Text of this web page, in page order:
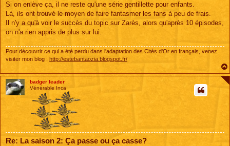
Si on enlève ça, il ne reste qu'une série gentillette pour enfants.
Là, ils ont trouvé le moyen de faire fantasmer les fans à peu de frais.
Il n'y a qu'à voir le succès du topic sur Zarès, alors qu'après 10 épisodes,
on n'a rien appris de plus sur lui.
Pour découvrir ce qui a été perdu dans l'adaptation des Cités d'Or en français, venez
visiter mon blog : http://estebantaozia.blogspot.fr/
badger leader
Vénérable Inca
Re: La saison 2: Ça passe ou ça casse?